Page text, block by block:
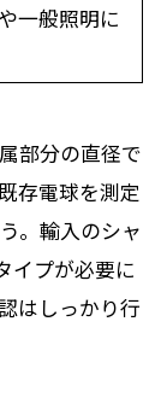
一般照明に
部分の直径で
存電球を測定
。輸入のシャ
イプが必要に
はしっかり行